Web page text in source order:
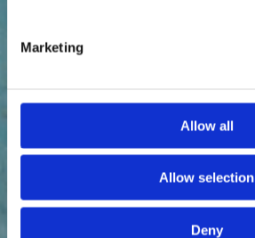
Marketing
Allow all
Allow selection
Deny